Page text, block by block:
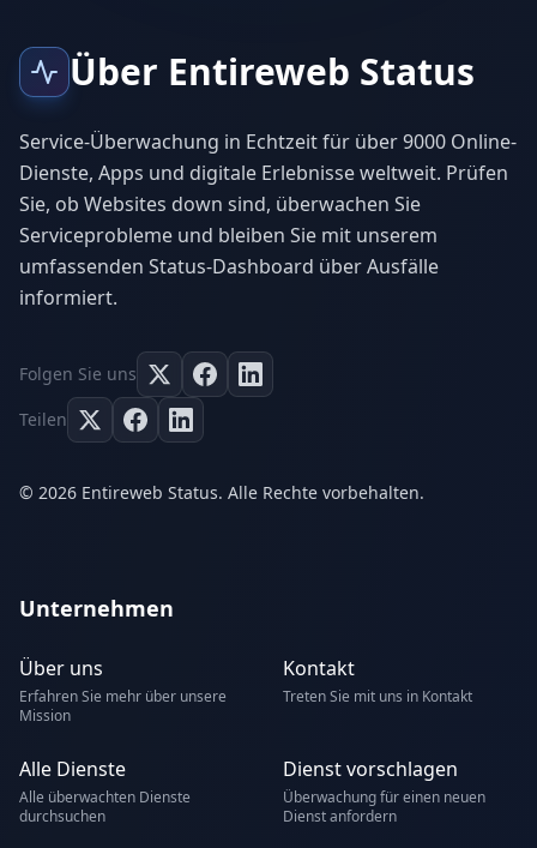
Über Entireweb Status
Service-Überwachung in Echtzeit für über 9000 Online-
Dienste, Apps und digitale Erlebnisse weltweit. Prüfen
Sie, ob Websites down sind, überwachen Sie
Serviceprobleme und bleiben Sie mit unserem
umfassenden Status-Dashboard über Ausfälle
informiert.
Folgen Sie uns
Teilen
© 2026 Entireweb Status. Alle Rechte vorbehalten.
Unternehmen
Über uns
Erfahren Sie mehr über unsere
Mission
Kontakt
Treten Sie mit uns in Kontakt
Alle Dienste
Alle überwachten Dienste
durchsuchen
Dienst vorschlagen
Überwachung für einen neuen
Dienst anfordern